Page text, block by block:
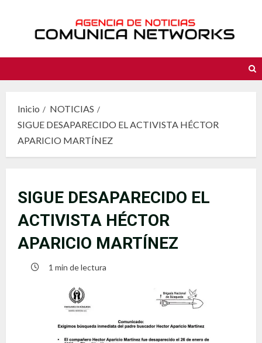
contenido
Inicio
NOTICIAS
SIGUE DESAPARECIDO EL ACTIVISTA HÉCTOR
APARICIO MARTÍNEZ
SIGUE DESAPARECIDO EL
ACTIVISTA HÉCTOR
APARICIO MARTÍNEZ
1 min de lectura